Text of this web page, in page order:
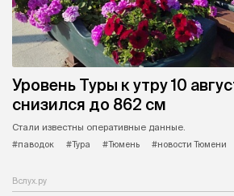
Уровень Туры к утру 10
снизился до 862 см
Стали известны оперативные данные.
#паводок
#Тура #Тюмень #новости Тюмени
Вслух.ру